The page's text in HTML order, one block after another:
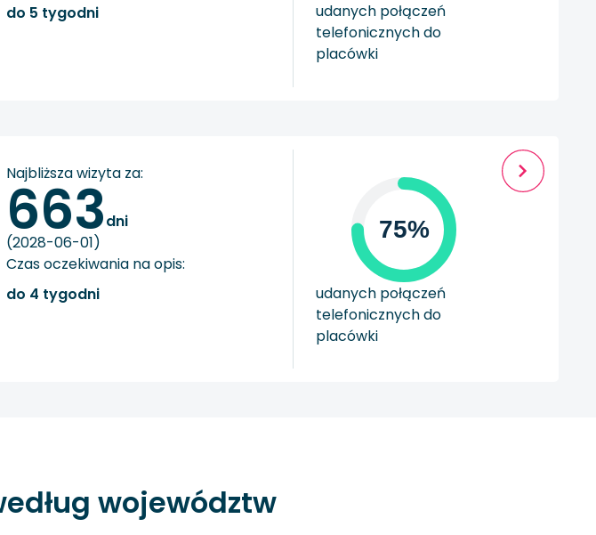
do 5 tygodni
udanych połączeń
telefonicznych do
placówki
Najbliższa wizyta za:
663dni
(2028-06-01)
Czas oczekiwania na opis:
do 4 tygodni
75%
udanych połączeń
telefonicznych do
placówki
województw